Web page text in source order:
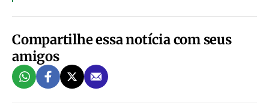
Compartilhe essa notícia com seus
amigos